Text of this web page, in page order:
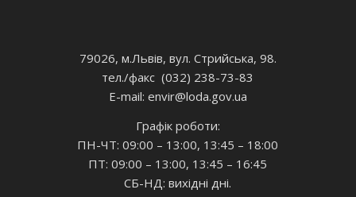
79026, м.Львів, вул. Стрийська, 98.
тел./факс (032) 238-73-83
E-mail: envir@loda.gov.ua
Графік роботи:
ПН-ЧТ: 09:00 – 13:00, 13:45 – 18:00
ПТ: 09:00 – 13:00, 13:45 – 16:45
СБ-НД: вихідні дні.